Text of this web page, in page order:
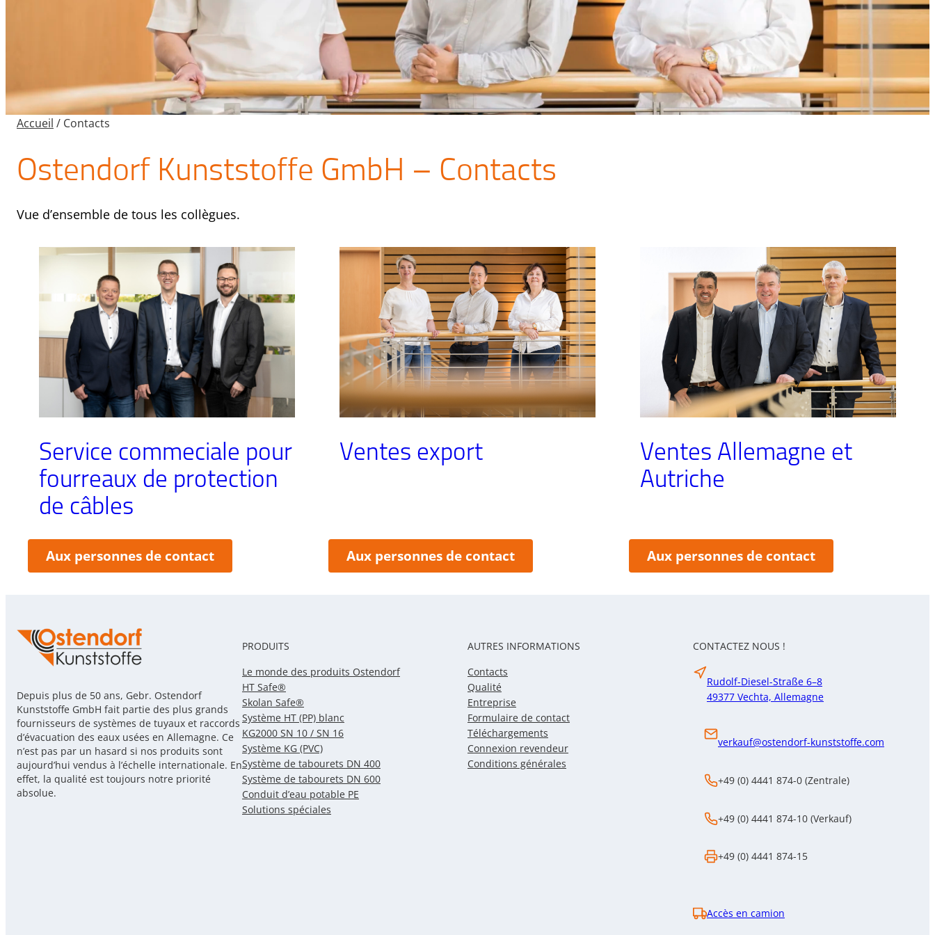
Accueil / Contacts
Ostendorf Kunststoffe GmbH – Contacts
Vue d’ensemble de tous les collègues.
Service commeciale pour
fourreaux de protection
de câbles
Aux personnes de contact:
Service
protection
câbles
Ventes export
Aux personnes de contact:
Ventes
Ventes Allemagne et
Autriche
Aux personnes de contact:
Ventes
Depuis plus de 50 ans, Gebr. Ostendorf
Kunststoffe GmbH fait partie des plus grands
fournisseurs de systèmes de tuyaux et raccords
d’évacuation des eaux usées en Allemagne. Ce
n’est pas par un hasard si nos produits sont
aujourd’hui vendus à l’échelle internationale. En
effet, la qualité est toujours notre priorité
absolue.
PRODUITS
Le monde des produits Ostendorf
HT Safe®
Skolan Safe®
Système HT (PP) blanc
KG2000 SN 10 / SN 16
Système KG (PVC)
Système de tabourets DN 400
Système de tabourets DN 600
Conduit d’eau potable PE
Solutions spéciales
AUTRES INFORMATIONS
Contacts
Qualité
Entreprise
Formulaire de contact
Téléchargements
Connexion revendeur
Conditions générales
CONTACTEZ NOUS !
Rudolf-Diesel-Straße 6–8
49377 Vechta, Allemagne
verkauf@ostendorf-kunststoffe.com
+49 (0) 4441 874-0 (Zentrale)
+49 (0) 4441 874-10 (Verkauf)
+49 (0) 4441 874-15
Accès en camion